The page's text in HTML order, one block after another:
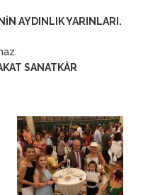
AYDINLIK YARINLARI.
SANATKÂR